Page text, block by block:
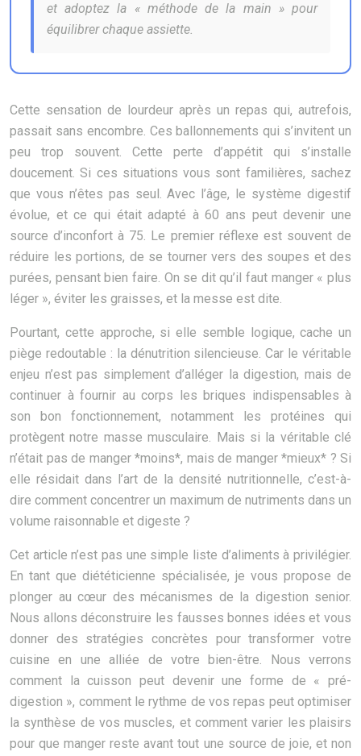
et adoptez la « méthode de la main » pour
équilibrer chaque assiette.
Cette sensation de lourdeur après un repas qui, autrefois,
passait sans encombre. Ces ballonnements qui s’invitent un
peu trop souvent. Cette perte d’appétit qui s’installe
doucement. Si ces situations vous sont familières, sachez
que vous n’êtes pas seul. Avec l’âge, le système digestif
évolue, et ce qui était adapté à 60 ans peut devenir une
source d’inconfort à 75. Le premier réflexe est souvent de
réduire les portions, de se tourner vers des soupes et des
purées, pensant bien faire. On se dit qu’il faut manger « plus
léger », éviter les graisses, et la messe est dite.
Pourtant, cette approche, si elle semble logique, cache un
piège redoutable : la dénutrition silencieuse. Car le véritable
enjeu n’est pas simplement d’alléger la digestion, mais de
continuer à fournir au corps les briques indispensables à
son bon fonctionnement, notamment les protéines qui
protègent notre masse musculaire. Mais si la véritable clé
n’était pas de manger *moins*, mais de manger *mieux* ? Si
elle résidait dans l’art de la densité nutritionnelle, c’est-à-
dire comment concentrer un maximum de nutriments dans un
volume raisonnable et digeste ?
Cet article n’est pas une simple liste d’aliments à privilégier.
En tant que diététicienne spécialisée, je vous propose de
plonger au cœur des mécanismes de la digestion senior.
Nous allons déconstruire les fausses bonnes idées et vous
donner des stratégies concrètes pour transformer votre
cuisine en une alliée de votre bien-être. Nous verrons
comment la cuisson peut devenir une forme de « pré-
digestion », comment le rythme de vos repas peut optimiser
la synthèse de vos muscles, et comment varier les plaisirs
pour que manger reste avant tout une source de joie, et non